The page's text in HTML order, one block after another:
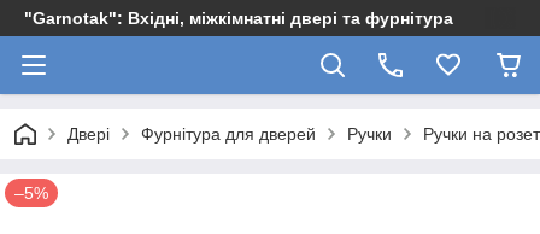
"Garnotak": Вхідні, міжкімнатні двері та фурнітура
Двері Фурнітура для дверей Ручки Ручки на
–5%